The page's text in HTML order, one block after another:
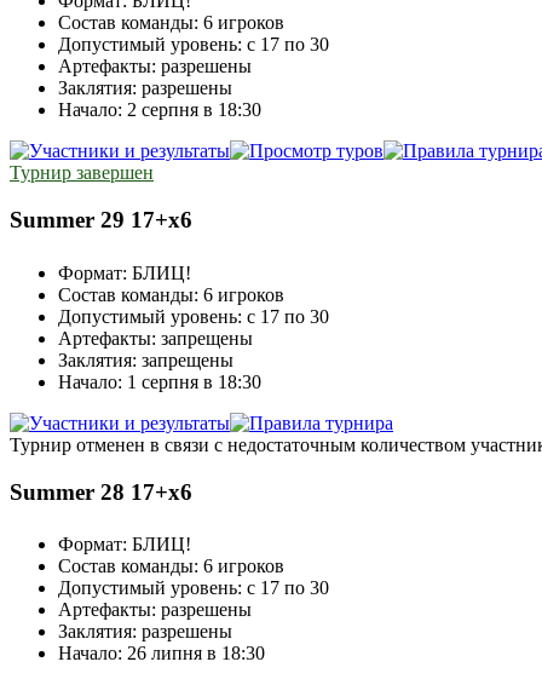
Состав команды: 6 игроков
Допустимый уровень: с 17 по 30
Артефакты: разрешены
Заклятия: разрешены
Начало: 2 серпня в 18:30
Турнир завершен
Summer 29 17+х6
Формат: БЛИЦ!
Состав команды: 6 игроков
Допустимый уровень: с 17 по 30
Артефакты: запрещены
Заклятия: запрещены
Начало: 1 серпня в 18:30
Турнир отменен в связи с недостаточным количеством
Summer 28 17+х6
Формат: БЛИЦ!
Состав команды: 6 игроков
Допустимый уровень: с 17 по 30
Артефакты: разрешены
Заклятия: разрешены
Начало: 26 липня в 18:30